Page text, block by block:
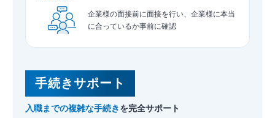
企業様の⾯接前に⾯接を⾏い、企業様に本当
に合っているか事前に確認
手続きサポート
入職までの複雑な手続き を完全サポート